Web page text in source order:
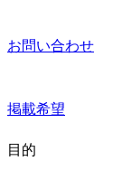
お問い合わせ
掲載希望
目的